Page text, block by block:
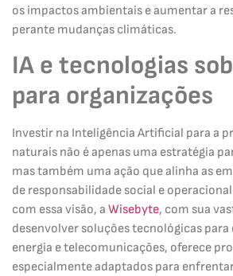
os impactos ambientais e aumentar a
perante mudanças climáticas.
IA e tecnologias
para organizações
Investir na Inteligência Artificial para a
naturais não é apenas uma estratégia
mas também uma ação que alinha as
de responsabilidade social e
com essa visão, a Wisebyte, com sua
desenvolver soluções tecnológicas para
energia e telecomunicações, oferece
especialmente adaptados para